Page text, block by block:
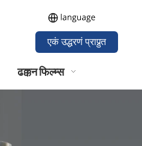
एकं उद्धरणं प्राप्नुत
ढक्कन फिल्म्स